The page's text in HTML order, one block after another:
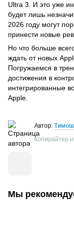
Ultra 3. И это уже
будет лишь
2026 году могут
принести новые
Но что больше
ждать от новых
Погружаемся в
достижения в
интегрированные
Apple.
Автор:
Копирайтер
Мы